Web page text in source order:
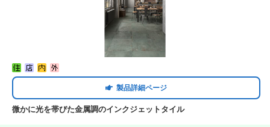
製品詳細ページ
微かに光を帯びた金属調のインクジェットタイル